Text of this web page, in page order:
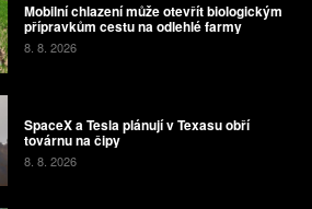
Mobilní chlazení může otevřít biologickým
přípravkům cestu na odlehlé farmy
8. 8. 2026
SpaceX a Tesla plánují v Texasu obří
továrnu na čipy
8. 8. 2026